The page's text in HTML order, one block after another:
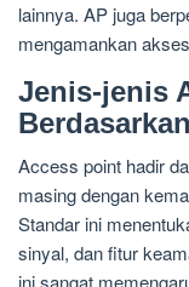
lainnya. AP juga
mengamankan
Jenis-jenis
Access point hadir
masing dengan
Standar ini
sinyal, dan fitur
ini sangat